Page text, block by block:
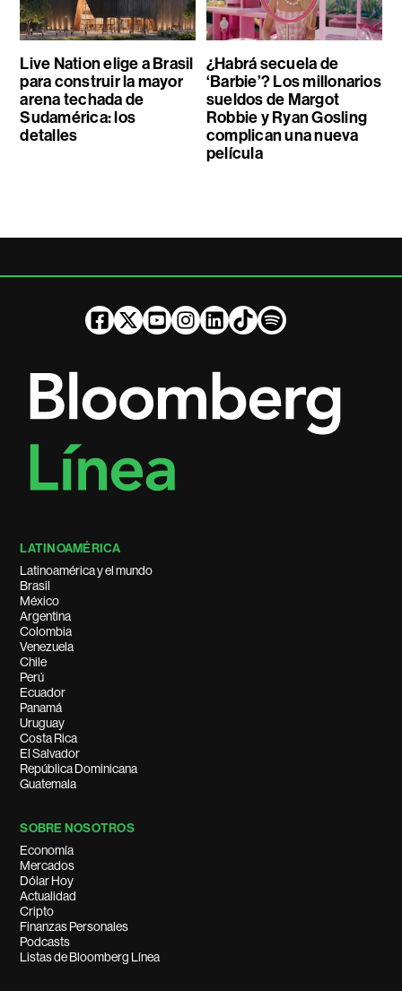
Live Nation elige a Brasil
para construir la mayor
arena techada de
Sudamérica: los
detalles
¿Habrá secuela de
‘Barbie’? Los millonarios
sueldos de Margot
Robbie y Ryan Gosling
complican una nueva
película
LATINOAMÉRICA
Latinoamérica y el mundo
Brasil
México
Argentina
Colombia
Venezuela
Chile
Perú
Ecuador
Panamá
Uruguay
Costa Rica
El Salvador
República Dominicana
Guatemala
SOBRE NOSOTROS
Economía
Mercados
Dólar Hoy
Actualidad
Cripto
Finanzas Personales
Podcasts
Listas de Bloomberg Línea